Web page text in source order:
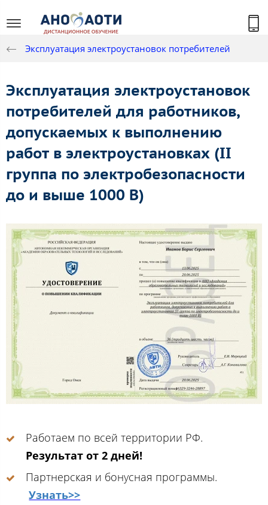
Эксплуатация электроустановок потребителей
Эксплуатация электроустановок
потребителей для работников,
допускаемых к выполнению
работ в электроустановках (II
группа по электробезопасности
до и выше 1000 В)
Работаем по всей территории РФ.
Результат от 2 дней!
Партнерская и бонусная программы.
Узнать>>